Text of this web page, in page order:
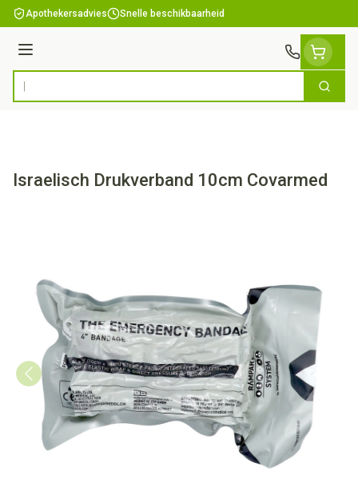
Ga naar de inhoud
Apothekersadvies Snelle beschikbaarheid
Menu
Product, merk, categorie... Zoek
Israelisch Drukverband 10cm Covarmed